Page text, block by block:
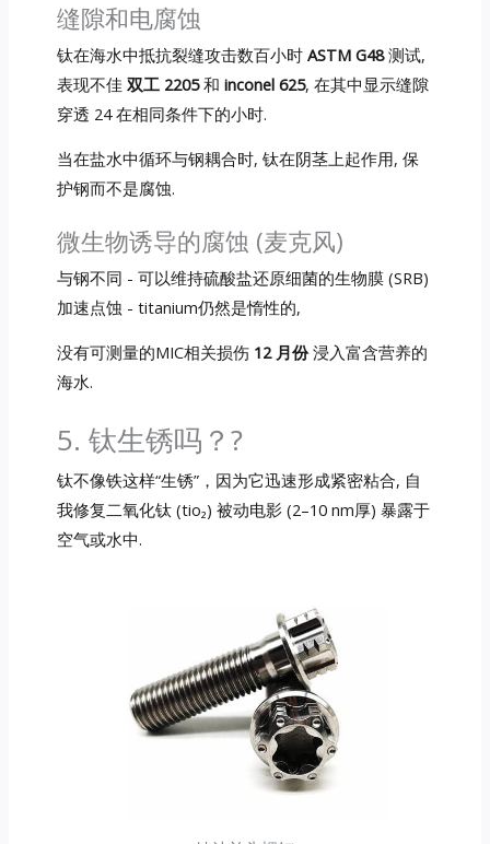
缝隙和电腐蚀
钛在海水中抵抗裂缝攻击数百小时 ASTM G48测试,
表现不佳 双工 2205和 inconel 625, 在其中显示缝隙
穿透 24 在相同条件下的小时.
当在盐水中循环与钢耦合时, 钛在阴茎上起作用, 保
护钢而不是腐蚀.
微生物诱导的腐蚀 (麦克风)
与钢不同 - 可以维持硫酸盐还原细菌的生物膜 (SRB)
加速点蚀 - titanium仍然是惰性的,
没有可测量的MIC相关损伤 12 月份浸入富含营养的
海水.
5. 钛生锈吗？?
钛不像铁这样“生锈”，因为它迅速形成紧密粘合, 自
我修复二氧化钛 (tio₂) 被动电影 (2–10 nm厚) 暴露于
空气或水中.